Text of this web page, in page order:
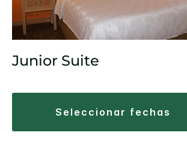
Junior Suite
seleccionar fechas